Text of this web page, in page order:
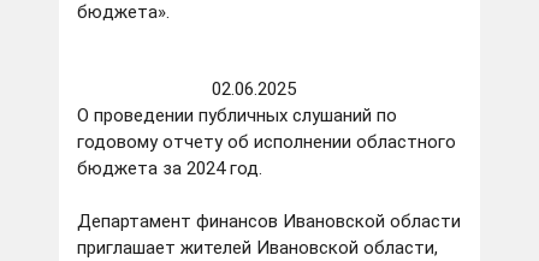
бюджета».
02.06.2025
О проведении публичных слушаний по
годовому отчету об исполнении областного
бюджета за 2024 год.
Департамент финансов Ивановской области
приглашает жителей Ивановской области,